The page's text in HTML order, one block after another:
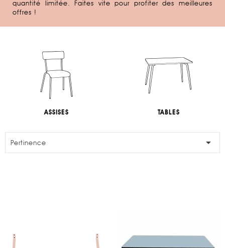
quantité limitée. Faites vite pour profiter des meilleures
offres !
ASSISES TABLES
Pertinence 